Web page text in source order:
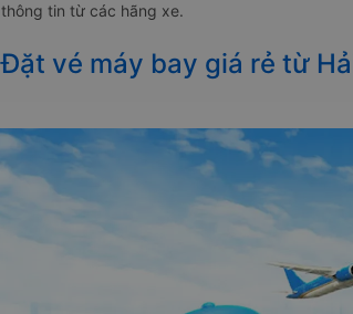
thông tin từ các hãng xe.
Đặt vé máy bay giá rẻ từ